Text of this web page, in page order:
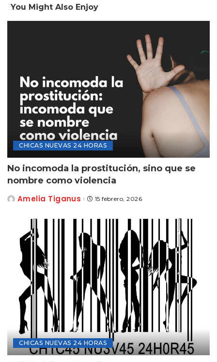
You Might Also Enjoy
CHICAS NUEVAS 24 HORAS
No incomoda la prostitución, sino que se
nombre como violencia
Posted
Amelia Tiganus 15 febrero, 2026
CHICAS NUEVAS 24 HORAS